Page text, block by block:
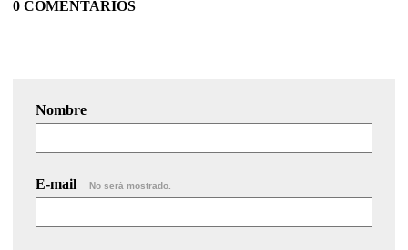
0 COMENTARIOS
Nombre
E-mail No será mostrado.